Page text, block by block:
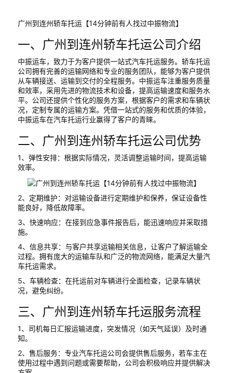
广州到连州轿车托运【14分钟前有人找过中振物流】
一、广州到连州轿车托运公司介绍
中振运车，致力于为客户提供一站式汽车托运服务。轿车托运
公司拥有完善的运输网络和专业的服务团队，能够为客户提供
从车辆接送、运输到交付的全程服务。中振运车注重服务质量
和效率，采用先进的物流技术和设备，提高运输速度和服务水
平。公司还提供个性化的服务方案，根据客户的需求和车辆状
况，定制专属的运输方案。凭借一站式的服务和优质的体验，
中振运车在汽车托运行业赢得了客户的青睐。
二、广州到连州轿车托运公司优势
1、弹性安排：根据实际情况，灵活调整运输时间，提高运输
效率。
2、定期维护：对运输设备进行定期维护和保养，保证设备性
能良好，降低故障率。
3、快速响应：在接到应急事件报告后，能迅速响应并采取措
施。
4、信息共享：与客户共享运输相关信息，让客户了解运输全
过程。拥有庞大的运输车队和广泛的物流网络，能满足大量汽
车托运需求。
5、车辆检查：在托运前对车辆进行全面检查，记录车辆状
况，避免纠纷。
三、广州到连州轿车托运服务流程
1、司机每日汇报运输进度，突发情况（如天气延误）及时通
知。
2、售后服务：专业汽车托运公司会提供售后服务，若车主在
使用过程中遇到问题或需要帮助，公司会积极响应并提供解决